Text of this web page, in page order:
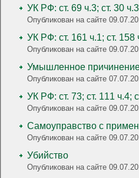
УК РФ: ст. 69 ч.3; ст. 30
Опубликован на сайте
УК РФ: ст. 161 ч.1; ст. 158
Опубликован на сайте
Умышленное
Опубликован на сайте
УК РФ: ст. 73; ст. 111 ч.4;
Опубликован на сайте
Самоуправство с
Опубликован на сайте
Убийство
Опубликован на сайте